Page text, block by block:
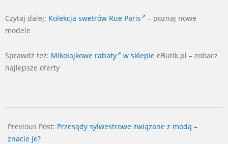
Czytaj dalej: Kolekcja swetrów Rue Paris
– poznaj nowe
modele
Sprawdź też: Mikołajkowe rabaty w sklepie eButik.pl – zobacz
najlepsze oferty
01-
16
Previous Post: Przesądy sylwestrowe związane z modą –
znacie je?